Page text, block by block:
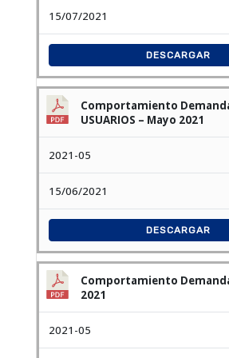
15/07/2021
DESCARGAR
Comportamiento Demanda
USUARIOS – Mayo 2021
2021-05
15/06/2021
DESCARGAR
Comportamiento
2021
2021-05